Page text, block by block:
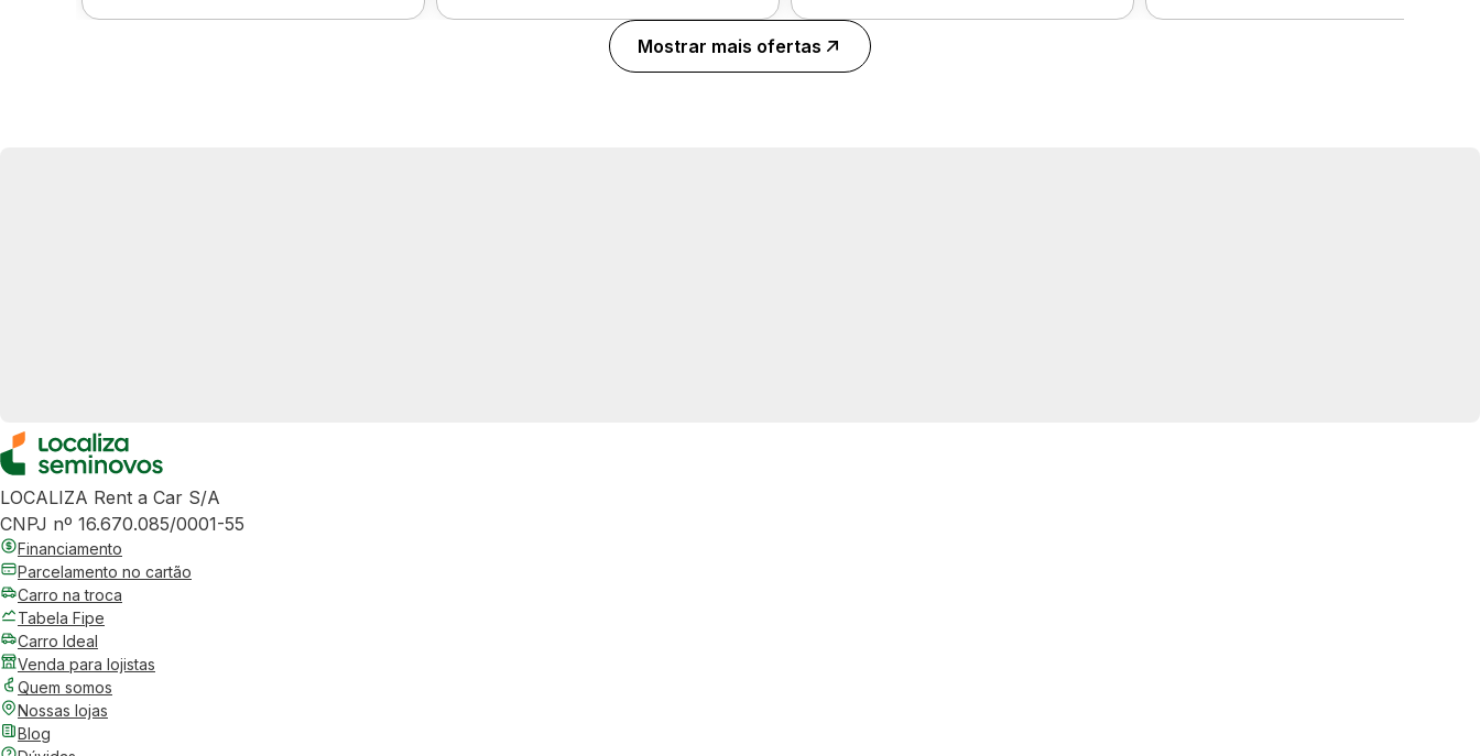
Mostrar mais ofertas
LOCALIZA Rent a Car S/A
CNPJ nº 16.670.085/0001-55
Financiamento
Parcelamento no cartão
Carro na troca
Tabela Fipe
Carro Ideal
Venda para lojistas
Quem somos
Nossas lojas
Blog